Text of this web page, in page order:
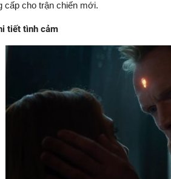
cấp cho trận chiến mới.
tiết tình cảm